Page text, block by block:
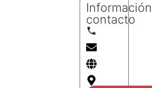
Información
contacto